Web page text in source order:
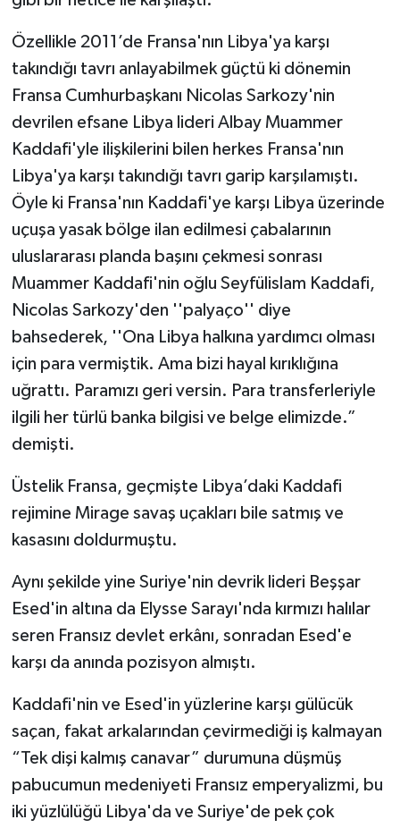
Özellikle 2011’de Fransa'nın Libya'ya karşı
takındığı tavrı anlayabilmek güçtü ki dönemin
Fransa Cumhurbaşkanı Nicolas Sarkozy'nin
devrilen efsane Libya lideri Albay Muammer
Kaddafi'yle ilişkilerini bilen herkes Fransa'nın
Libya'ya karşı takındığı tavrı garip karşılamıştı.
Öyle ki Fransa'nın Kaddafi'ye karşı Libya üzerinde
uçuşa yasak bölge ilan edilmesi çabalarının
uluslararası planda başını çekmesi sonrası
Muammer Kaddafi'nin oğlu Seyfülislam Kaddafi,
Nicolas Sarkozy'den ''palyaço'' diye
bahsederek, ''Ona Libya halkına yardımcı olması
için para vermiştik. Ama bizi hayal kırıklığına
uğrattı. Paramızı geri versin. Para transferleriyle
ilgili her türlü banka bilgisi ve belge elimizde.”
demişti.
Üstelik Fransa, geçmişte Libya’daki Kaddafi
rejimine Mirage savaş uçakları bile satmış ve
kasasını doldurmuştu.
Aynı şekilde yine Suriye'nin devrik lideri Beşşar
Esed'in altına da Elysse Sarayı'nda kırmızı halılar
seren Fransız devlet erkânı, sonradan Esed'e
karşı da anında pozisyon almıştı.
Kaddafi'nin ve Esed'in yüzlerine karşı gülücük
saçan, fakat arkalarından çevirmediği iş kalmayan
“Tek dişi kalmış canavar” durumuna düşmüş
pabucumun medeniyeti Fransız emperyalizmi, bu
iki yüzlülüğü Libya'da ve Suriye'de pek çok